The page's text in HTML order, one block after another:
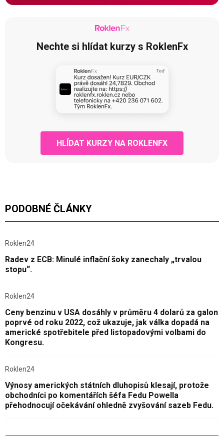
Nechte si hlídat kurzy s RoklenFx
HLÍDAT KURZY NA ROKLENFX
PODOBNÉ ČLÁNKY
Roklen24
Radev z ECB: Minulé inflační šoky zanechaly „trvalou
stopu“.
Roklen24
Ceny benzinu v USA dosáhly v průměru 4 dolarů za galon
poprvé od roku 2022, což ukazuje, jak válka dopadá na
americké spotřebitele před listopadovými volbami do
Kongresu.
Roklen24
Výnosy amerických státních dluhopisů klesají, protože
obchodníci po komentářích šéfa Fedu Powella
přehodnocují očekávání ohledně zvyšování sazeb Fedu.